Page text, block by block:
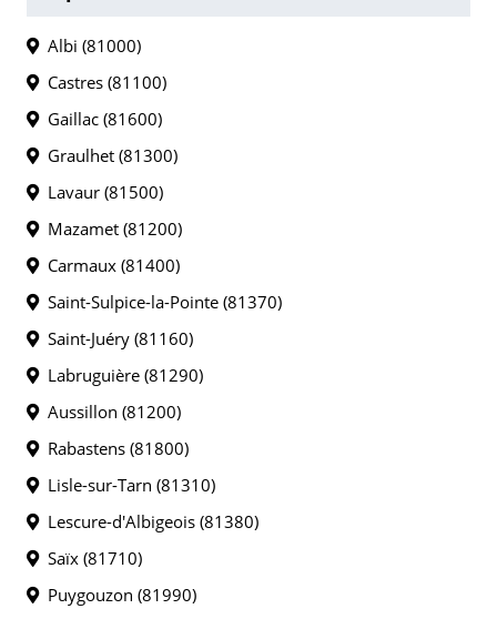
Albi (81000)
Castres (81100)
Gaillac (81600)
Graulhet (81300)
Lavaur (81500)
Mazamet (81200)
Carmaux (81400)
Saint-Sulpice-la-Pointe (81370)
Saint-Juéry (81160)
Labruguière (81290)
Aussillon (81200)
Rabastens (81800)
Lisle-sur-Tarn (81310)
Lescure-d'Albigeois (81380)
Saïx (81710)
Puygouzon (81990)